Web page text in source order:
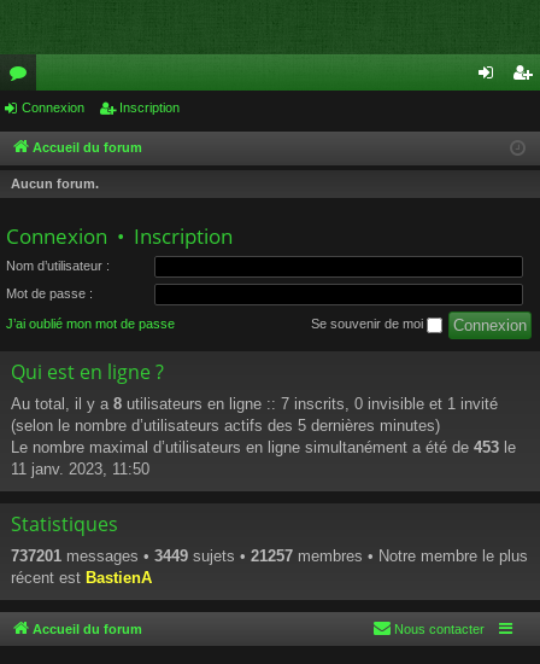
or
u
m
cri
Connexion Inscription
Accueil du forum
Aucun forum.
Connexion • Inscription
Nom d’utilisateur :
Mot de passe :
J’ai oublié mon mot de passe Se souvenir de moi
Qui est en ligne ?
Au total, il y a 8 utilisateurs en ligne :: 7 inscrits, 0 invisible et 1 invité
(selon le nombre d’utilisateurs actifs des 5 dernières minutes)
Le nombre maximal d’utilisateurs en ligne simultanément a été de 453 le
11 janv. 2023, 11:50
Statistiques
737201 messages • 3449 sujets • 21257 membres • Notre membre le plus
récent est BastienA
Accueil du forum Nous contacter